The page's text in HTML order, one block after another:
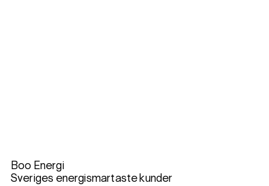
Boo Energi
Sveriges energismartaste kunder